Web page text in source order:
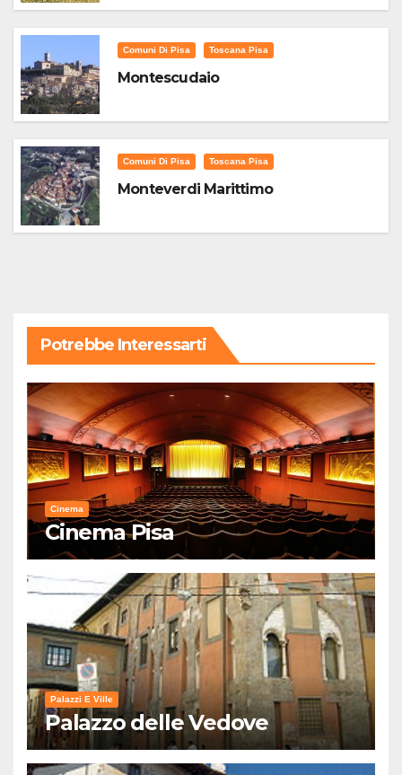
Comuni Di Pisa Toscana Pisa
Montescudaio
Comuni Di Pisa Toscana Pisa
Monteverdi Marittimo
Potrebbe Interessarti
Cinema
Cinema Pisa
Palazzi E Ville
Palazzo delle Vedove